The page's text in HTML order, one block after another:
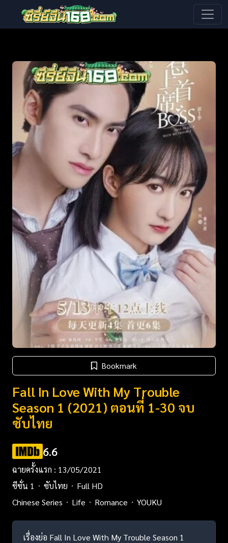
Bookmark
Fall In Love With My Trouble
Season 1 (2021) ตอนที่ 1-30 จบ
ซับไทย
6.6
ฉายครั้งแรก : 13/05/2021
ซีซั่น 1
ซับไทย
Full HD
Chinese Series
Life Romance YOUKU
เรื่องย่อ Fall In Love With My Trouble Season 1